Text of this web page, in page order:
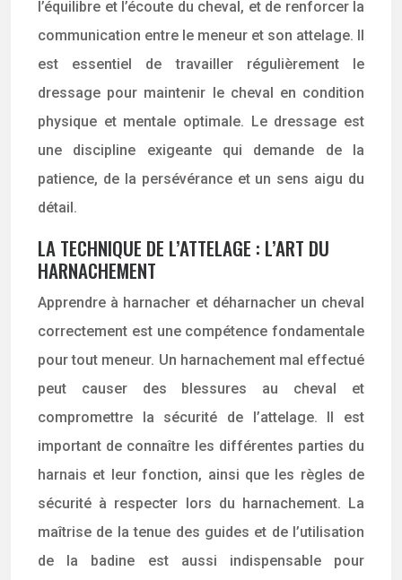
l’équilibre et l’écoute du cheval, et de renforcer la
communication entre le meneur et son attelage. Il
est essentiel de travailler régulièrement le
dressage pour maintenir le cheval en condition
physique et mentale optimale. Le dressage est
une discipline exigeante qui demande de la
patience, de la persévérance et un sens aigu du
détail.
LA TECHNIQUE DE L’ATTELAGE : L’ART DU
HARNACHEMENT
Apprendre à harnacher et déharnacher un cheval
correctement est une compétence fondamentale
pour tout meneur. Un harnachement mal effectué
peut causer des blessures au cheval et
compromettre la sécurité de l’attelage. Il est
important de connaître les différentes parties du
harnais et leur fonction, ainsi que les règles de
sécurité à respecter lors du harnachement. La
maîtrise de la tenue des guides et de l’utilisation
de la badine est aussi indispensable pour